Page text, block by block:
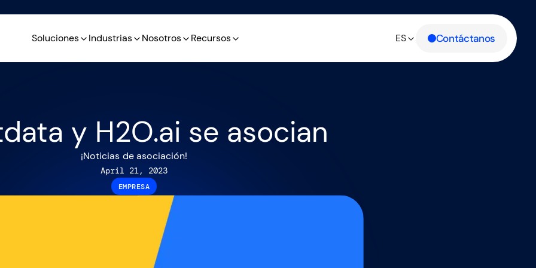
Soluciones Industrias Nosotros Recursos ES Contáctanos
y H2O.ai se asocian
¡Noticias de asociación!
April 21, 2023
EMPRESA